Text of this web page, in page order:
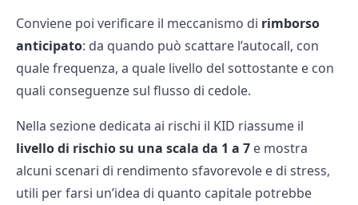
Conviene poi verificare il meccanismo di rimborso
anticipato: da quando può scattare l’autocall, con
quale frequenza, a quale livello del sottostante e con
quali conseguenze sul flusso di cedole.
Nella sezione dedicata ai rischi il KID riassume il
livello di rischio su una scala da 1 a 7 e mostra
alcuni scenari di rendimento sfavorevole e di stress,
utili per farsi un’idea di quanto capitale potrebbe